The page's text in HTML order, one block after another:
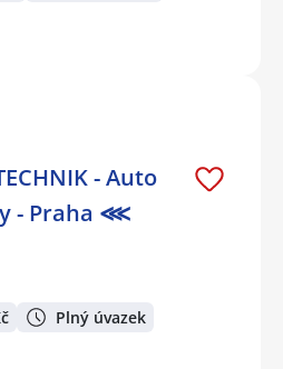
- Auto
- Praha ⋘
Plný úvazek